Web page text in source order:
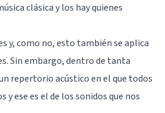
clásica y los hay quienes
y, como no, esto también se aplica
Sin embargo, dentro de tanta
repertorio acústico en el que todos
y ese es el de los sonidos que nos